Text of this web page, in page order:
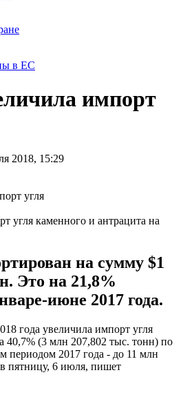
в ЕС
импорт
2018, 15:29
угля каменного и антрацита на
на сумму $1
Это на 21,8%
июне 2017 года.
года увеличила импорт угля
40,7% (3 млн 207,802 тыс. тонн) по
периодом 2017 года - до 11 млн
пятницу, 6 июля, пишет